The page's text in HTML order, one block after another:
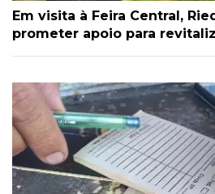
Em visita à Feira Central,
prometer apoio para